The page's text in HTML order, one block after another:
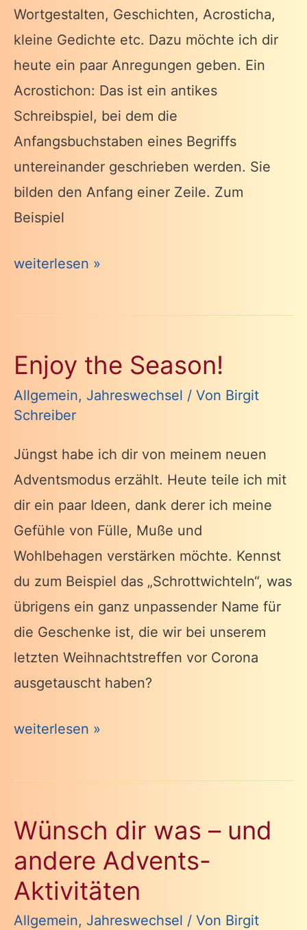
Wortgestalten, Geschichten, Acrosticha,
kleine Gedichte etc. Dazu möchte ich dir
heute ein paar Anregungen geben. Ein
Acrostichon: Das ist ein antikes
Schreibspiel, bei dem die
Anfangsbuchstaben eines Begriffs
untereinander geschrieben werden. Sie
bilden den Anfang einer Zeile. Zum
Beispiel
Verschenktexte
weiterlesen »
Enjoy the Season!
Allgemein, Jahreswechsel / Von Birgit
Schreiber
Jüngst habe ich dir von meinem neuen
Adventsmodus erzählt. Heute teile ich mit
dir ein paar Ideen, dank derer ich meine
Gefühle von Fülle, Muße und
Wohlbehagen verstärken möchte. Kennst
du zum Beispiel das „Schrottwichteln“, was
übrigens ein ganz unpassender Name für
die Geschenke ist, die wir bei unserem
letzten Weihnachtstreffen vor Corona
ausgetauscht haben?
Enjoy
Season!
weiterlesen »
Wünsch dir was – und
andere Advents-
Aktivitäten
Allgemein, Jahreswechsel / Von Birgit